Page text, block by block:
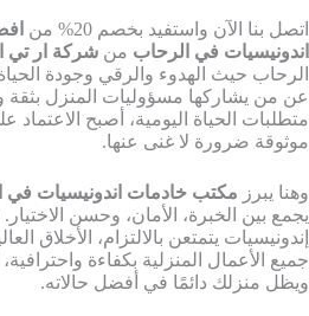
اتصل بنا الآن واستفيد بخصم 20% من
اندونيسيات في الرحاب من شركة ار تي
الرحاب حيث الهدوء والرقي وجودة
عن من يشاركها مسؤوليات المنزل بثقة
متطلبات الحياة اليومية، أصبح الاعتماد
موثوقة ضرورة لا غنى عنها.
وهنا يبرز مكتب خادمات اندونيسيات في
يجمع بين الخبرة، الأمان، وحسن
إندونيسيات يتمتعن بالالتزام، الأخلاق
جميع الأعمال المنزلية بكفاءة
ويظل منزلك دائمًا في أفضل حالاته.